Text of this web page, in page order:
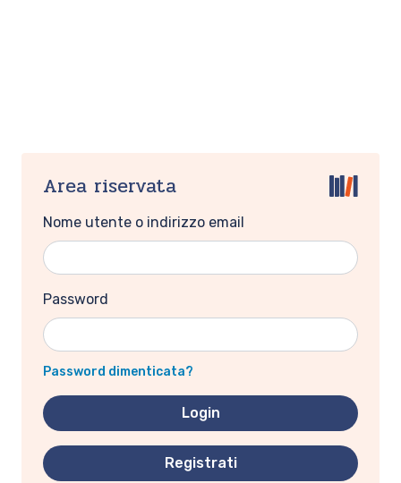
Area riservata
Nome utente o indirizzo email
Password
Password dimenticata?
Registrati